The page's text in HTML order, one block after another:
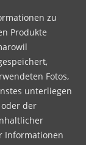
zu
Produkte
Fotos,
unterliegen
der
Informationen